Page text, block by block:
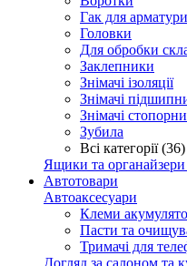
Гак для арматури
Головки
Для обробки
Заклепники
Знімачі ізоляції
Знімачі
Знімачі
Зубила
Всі категорії (36)
Ящики та органайзери
Автотовари
Автоаксесуари
Клеми
Пасти та
Тримачі для
Догляд за салоном та